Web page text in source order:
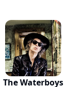
The Waterboys